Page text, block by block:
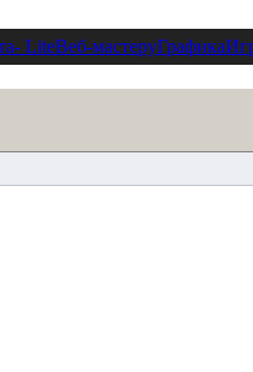
- LiteВеб-мастеруГрафика